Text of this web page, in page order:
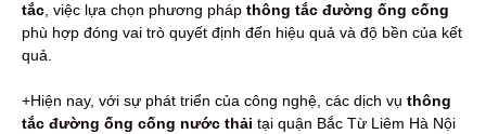
tắc, việc lựa chọn phương pháp thông tắc đường ống cống
phù hợp đóng vai trò quyết định đến hiệu quả và độ bền của kết
quả.
+Hiện nay, với sự phát triển của công nghệ, các dịch vụ thông
tắc đường ống cống nước thải tại quận Bắc Từ Liêm Hà Nội